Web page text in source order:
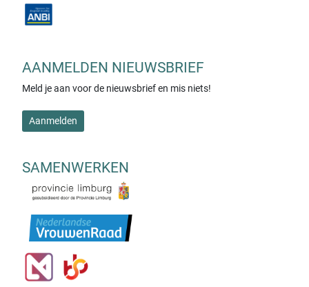
AANMELDEN NIEUWSBRIEF
Meld je aan voor de nieuwsbrief en mis niets!
Aanmelden
SAMENWERKEN